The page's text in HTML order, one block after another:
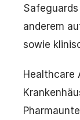
anderem
sowie
Healthcare